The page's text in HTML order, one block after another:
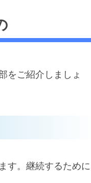
をご紹介しましょ
す。継続するために